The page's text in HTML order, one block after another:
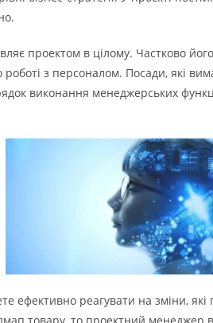
проектом в цілому. Частково його
з персоналом. Посади, які
виконання менеджерських
ефективно реагувати на зміни,